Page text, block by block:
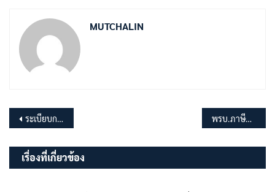
MUTCHALIN
แนะแนว
เรื่อง
ระเบียบการจ่ายเงินสงเคราะห์เพื่อการยังชีพ ของ อปท. พรบ.ภาษีที่ดินและสิ่งปลูกสร้าง
เรื่องที่เกี่ยวข้อง